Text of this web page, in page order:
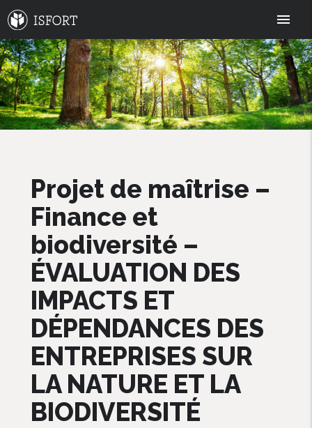
menu
Projet de maîtrise –
Finance et
biodiversité –
ÉVALUATION DES
IMPACTS ET
DÉPENDANCES DES
ENTREPRISES SUR
LA NATURE ET LA
BIODIVERSITÉ